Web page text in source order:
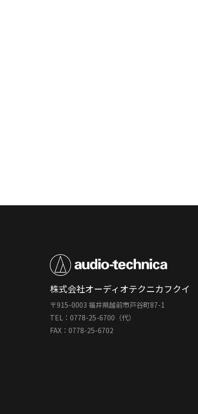
株式会社オーディオテクニカフクイ
〒915-0003 福井県越前市戸谷町87-1
TEL：0778-25-6700（代）
FAX：0778-25-6702